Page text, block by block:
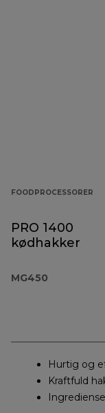
FOODPROCESSORER
PRO 1400
kødhakker
MG450
Hurtig og
Kraftfuld